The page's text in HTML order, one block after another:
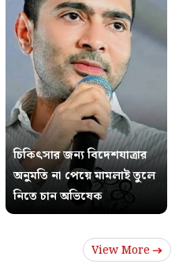
চিকিৎসার জন্য বিদেশযাত্রার
অনুমতি না পেয়ে মামলাই তুলে
নিতে চান অভিষেক
View More